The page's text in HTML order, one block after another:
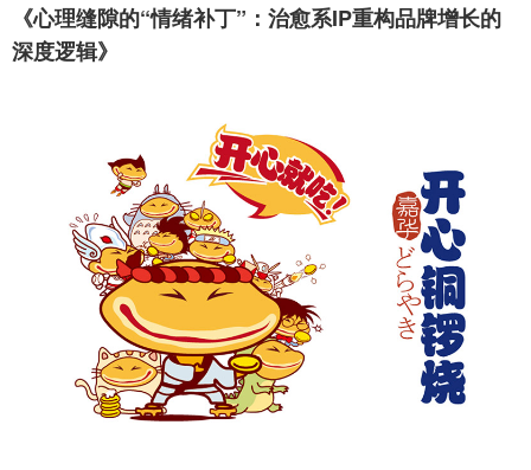
《心理缝隙的“情绪补丁”：治愈系IP重构品牌增长的
深度逻辑》